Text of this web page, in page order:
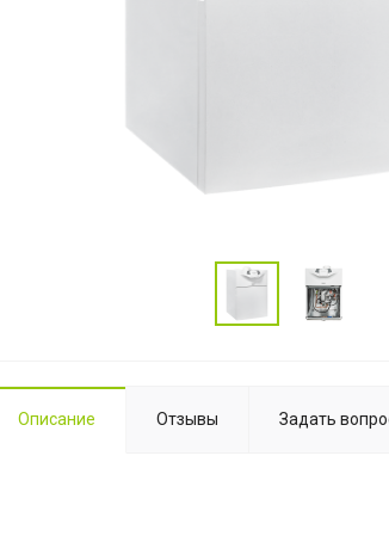
Описание Отзывы Задать